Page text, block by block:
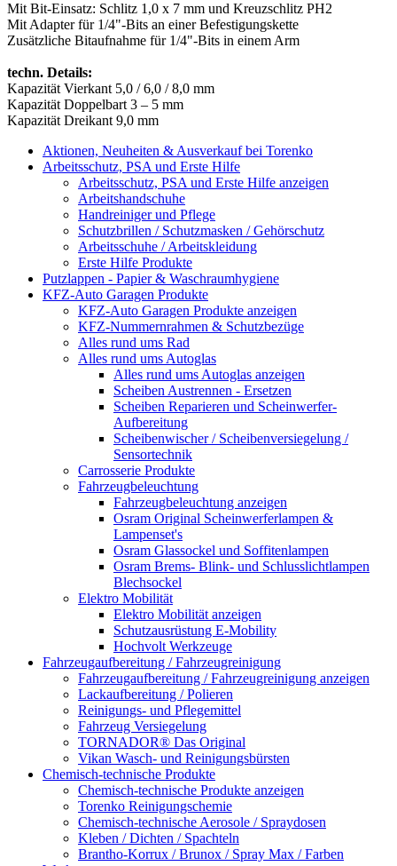
Mit Bit-Einsatz: Schlitz 1,0 x 7 mm und Kreuzschlitz PH2
Mit Adapter für 1/4"-Bits an einer Befestigungskette
Zusätzliche Bitaufnahme für 1/4"-Bits in einem Arm
techn. Details:
Kapazität Vierkant 5,0 / 6,0 / 8,0 mm
Kapazität Doppelbart 3 – 5 mm
Kapazität Dreikant 9,0 mm
Aktionen, Neuheiten & Ausverkauf bei Torenko
Arbeitsschutz, PSA und Erste Hilfe
Arbeitsschutz, PSA und Erste Hilfe anzeigen
Arbeitshandschuhe
Handreiniger und Pflege
Schutzbrillen / Schutzmasken / Gehörschutz
Arbeitsschuhe / Arbeitskleidung
Erste Hilfe Produkte
Putzlappen - Papier & Waschraumhygiene
KFZ-Auto Garagen Produkte
KFZ-Auto Garagen Produkte anzeigen
KFZ-Nummernrahmen & Schutzbezüge
Alles rund ums Rad
Alles rund ums Autoglas
Alles rund ums Autoglas anzeigen
Scheiben Austrennen - Ersetzen
Scheiben Reparieren und Scheinwerfer-
Aufbereitung
Scheibenwischer / Scheibenversiegelung /
Sensortechnik
Carrosserie Produkte
Fahrzeugbeleuchtung
Fahrzeugbeleuchtung anzeigen
Osram Original Scheinwerferlampen &
Lampenset's
Osram Glassockel und Soffitenlampen
Osram Brems- Blink- und Schlusslichtlampen
Blechsockel
Elektro Mobilität
Elektro Mobilität anzeigen
Schutzausrüstung E-Mobility
Hochvolt Werkzeuge
Fahrzeugaufbereitung / Fahrzeugreinigung
Fahrzeugaufbereitung / Fahrzeugreinigung anzeigen
Lackaufbereitung / Polieren
Reinigungs- und Pflegemittel
Fahrzeug Versiegelung
TORNADOR® Das Original
Vikan Wasch- und Reinigungsbürsten
Chemisch-technische Produkte
Chemisch-technische Produkte anzeigen
Torenko Reinigungschemie
Chemisch-technische Aerosole / Spraydosen
Kleben / Dichten / Spachteln
Brantho-Korrux / Brunox / Spray Max / Farben